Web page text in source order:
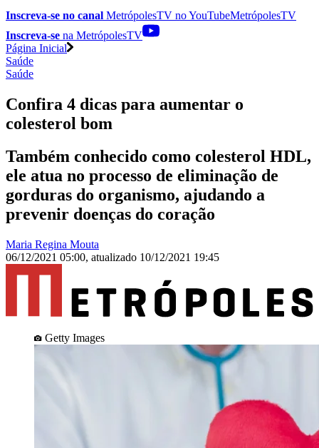
Inscreva-se no canal MetrópolesTV noYouTubeMetrópolesTV
Inscreva-se na MetrópolesTV
Página Inicial
Saúde
Saúde
Confira 4 dicas para aumentar o
colesterol bom
Também conhecido como colesterol HDL,
ele atua no processo de eliminação de
gorduras do organismo, ajudando a
prevenir doenças do coração
Maria Regina Mouta
06/12/2021 05:00, atualizado 10/12/2021 19:45
Getty Images